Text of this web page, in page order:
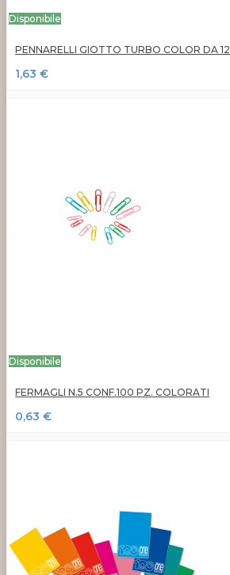
Disponibile
PENNARELLI GIOTTO TURBO COLOR DA 12
1,63 €
Disponibile
FERMAGLI N.5 CONF.100 PZ. COLORATI
0,63 €